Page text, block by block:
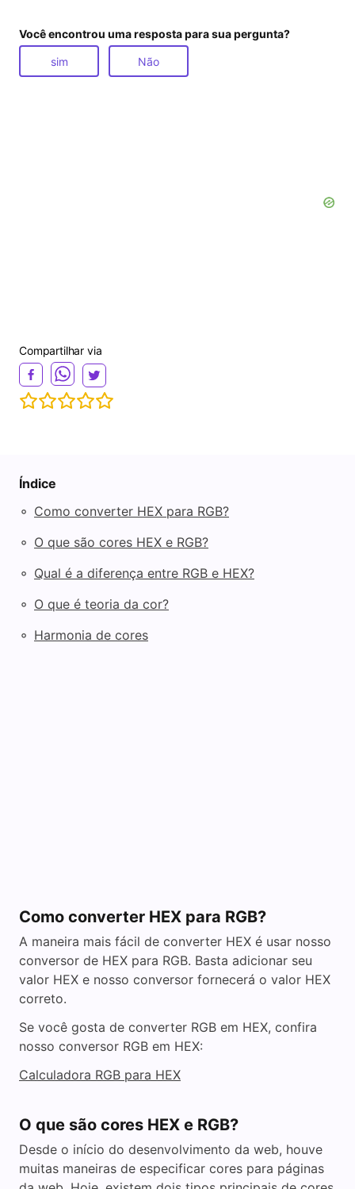
Você encontrou uma resposta para sua pergunta?
sim Não
Compartilhar via
Índice
◦ Como converter HEX para RGB?
◦ O que são cores HEX e RGB?
◦ Qual é a diferença entre RGB e HEX?
◦ O que é teoria da cor?
◦ Harmonia de cores
Como converter HEX para RGB?
A maneira mais fácil de converter HEX é usar nosso
conversor de HEX para RGB. Basta adicionar seu
valor HEX e nosso conversor fornecerá o valor HEX
correto.
Se você gosta de converter RGB em HEX, confira
nosso conversor RGB em HEX:
Calculadora RGB para HEX
O que são cores HEX e RGB?
Desde o início do desenvolvimento da web, houve
muitas maneiras de especificar cores para páginas